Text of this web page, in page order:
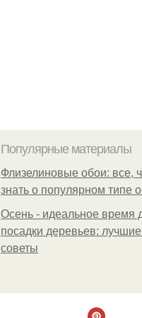
Популярные материалы
Флизелиновые обои: все,
знать о популярном типе
Осень - идеальное время
посадки деревьев:
советы